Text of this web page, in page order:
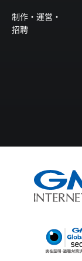
制作・運営・
招聘